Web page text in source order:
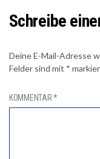
Schreibe
Deine E-Mail-Adresse
Felder sind mit *
KOMMENTAR*